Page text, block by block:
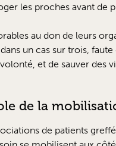
les proches avant de
au don de leurs
un cas sur trois,
et de sauver des
de la
de patients